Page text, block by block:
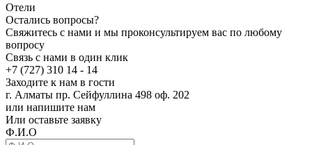
Отели
Остались вопросы?
Свяжитесь с нами и мы проконсультируем вас по любому
вопросу
Связь с нами в один клик
+7 (727) 310 14 - 14
Заходите к нам в гости
г. Алматы пр. Сейфуллина 498 оф. 202
или напишите нам
Или оставьте заявку
Ф.И.О